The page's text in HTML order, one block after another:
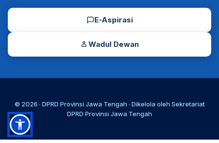
E-Aspirasi
Wadul Dewan
© 2026 · DPRD Provinsi Jawa Tengah · Dikelola oleh Sekretariat
DPRD Provinsi Jawa Tengah